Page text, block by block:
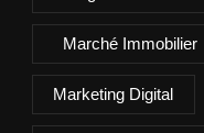
Marché Immobilier
Marketing Digital